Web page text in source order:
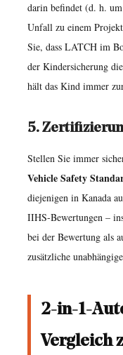
aufzugeben?
10
Häufig
gestellte
Fragen
2-
in-
1-
Autositzerhöhungen
10.1
F:
Kann
2-
in-
darin befindet (d. h.
Unfall zu einem
Sie, dass LATCH im
der Kindersicherung
hält das Kind immer
5.
Stellen Sie immer
Vehicle Safety
diejenigen in Kanada
IIHS-Bewertungen –
bei der Bewertung als
zusätzliche
2-in-1-
Vergleich